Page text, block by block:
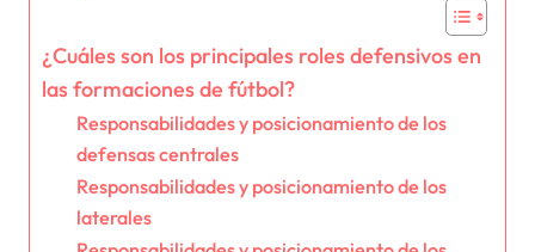
¿Cuáles son los principales roles defensivos en
las formaciones de fútbol?
Responsabilidades y posicionamiento de los
defensas centrales
Responsabilidades y posicionamiento de los
laterales